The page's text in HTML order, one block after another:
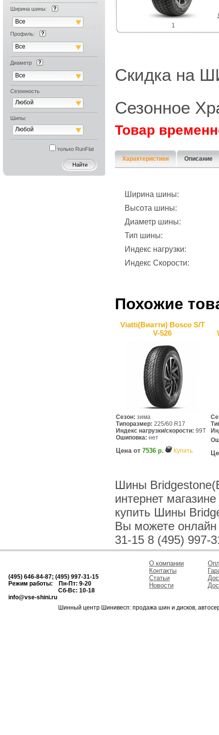
Ширина шины:
Все
Профиль:
Все
Диаметр
Все
Сезонность
Любой
Шипы:
Любой
только RunFlat
1
Скидка на
Сезонное
Товар
Характеристики Описание
Ширина шины:
Высота шины:
Диаметр шины:
Тип шины:
Индекс нагрузки:
Индекс Скорости:
Похожие
Viatti(Виатти) Bosco S/T
V-526
Сезон: зима
Типоразмер: 225/60 R17
Индекс нагрузки/скорости: 99T
Ошиповка: нет
Цена от 7536 р. Купить
Шины
интернет
купить Шины
Вы можете онлайн
31-15 8 (495) 997-
(495) 646-84-87; (495) 997-31-15
Режим работы: Пн-Пт: 9-20
Сб-Вс: 10-18
info@vse-shini.ru
О компании
Контакты
Статьи
Новости
Шинный центр Шинивесп: продажа шин и дисков,